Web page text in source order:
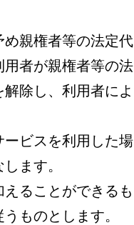
親権者等の法定代
者が親権者等の法
除し、利用者によ
ビスを利用した場
ます。
ることができるも
ものとします。